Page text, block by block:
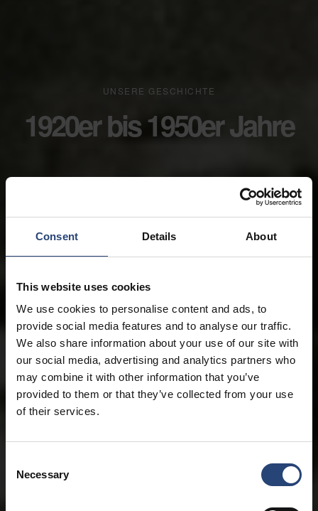
Consent Details About
This website uses cookies
We use cookies to personalise content and ads, to
provide social media features and to analyse our traffic.
We also share information about your use of our site with
our social media, advertising and analytics partners who
may combine it with other information that you’ve
provided to them or that they’ve collected from your use
of their services.
Selection
Necessary
UNSERE GESCHICHTE
1920er bis 1950er Jahre